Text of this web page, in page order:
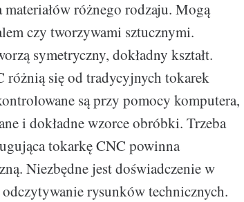
różnego rodzaju. Mogą
czy tworzywami sztucznymi.
symetryczny, dokładny kształt.
różnią się od tradycyjnych tokarek
są przy pomocy komputera,
i dokładne wzorce obróbki. Trzeba
tokarkę CNC powinna
Niezbędne jest doświadczenie w
rysunków technicznych.